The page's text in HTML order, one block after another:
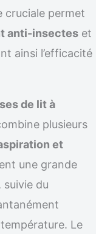
cruciale permet
anti-insectes et
ainsi l’efficacité
de lit à
plusieurs
et
une grande
, suivie du
Le